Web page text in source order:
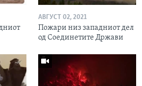
АВГУСТ 02, 2021
Пожари низ западниот дел
од Соединетите Држави